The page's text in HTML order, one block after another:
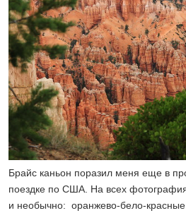
Брайс каньон поразил меня еще в
поездке по США. На всех
и необычно: оранжево-бело-